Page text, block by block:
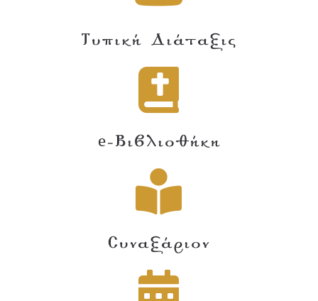
Τυπική Διάταξις
e-Βιβλιοθήκη
Συναξάριον